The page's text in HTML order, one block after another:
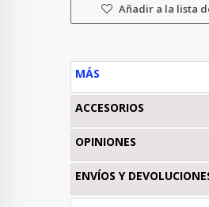
Añadir a la lista
MÁS
ACCESORIOS
OPINIONES
ENVÍOS Y